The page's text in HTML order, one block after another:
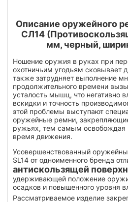
Описание оружейного
СЛ14
мм, черный,
Ношение оружия в руках при
охотничьим угодьям сковывает
также затрудняет выполнение
продолжительного времени
усталость мышц, что негативно
вскидки и точность
этой проблемы выступают
оружейные ремни,
ружьях, тем самым освобождая
время движения.
Усовершенствованный
SL14 от одноименного бренда
антискользящей
удерживающей положение
осадков и повышенного уровня
Рассматриваемое изделие